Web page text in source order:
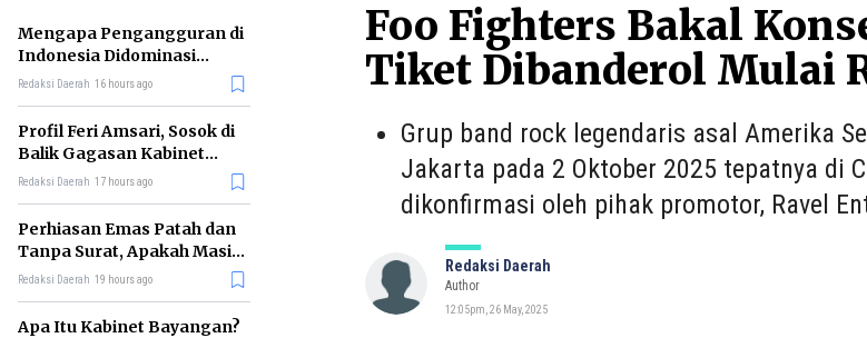
Mengapa Pengangguran di
Indonesia Didominasi
Lulusan SMK? Ini Faktanya
Redaksi Daerah 16 hours ago
Profil Feri Amsari, Sosok di
Balik Gagasan Kabinet
Bayangan Indonesia
Redaksi Daerah 17 hours ago
Perhiasan Emas Patah dan
Tanpa Surat, Apakah Masih
Bisa Digadaikan?
Redaksi Daerah 19 hours ago
Apa Itu Kabinet Bayangan?
Foo Fighters Bakal
Tiket Dibanderol Mulai
Grup band rock legendaris asal Amerika
Jakarta pada 2 Oktober 2025 tepatnya di
dikonfirmasi oleh pihak promotor, Ravel
Redaksi Daerah
Author
12:05pm, 26 May, 2025